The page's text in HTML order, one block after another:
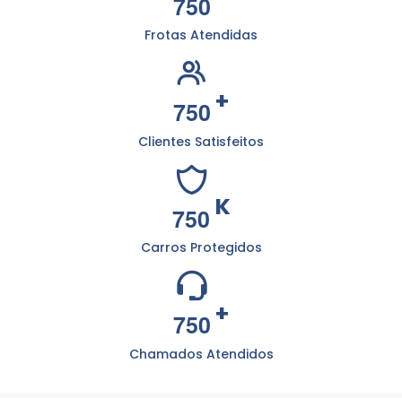
Frotas Atendidas
750 +
Clientes Satisfeitos
750 K
Carros Protegidos
750 +
Chamados Atendidos